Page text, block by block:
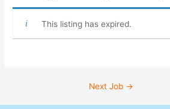
This listing has expired.
Next Job →